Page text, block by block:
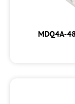
MDQ4A-